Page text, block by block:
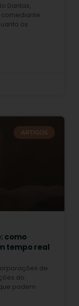
Dantas,
os
ARTIGOS
como
tempo real
de
do
podem